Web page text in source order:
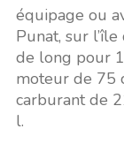
équipage ou
Punat, sur
de long pour
moteur de 75
carburant de
l.